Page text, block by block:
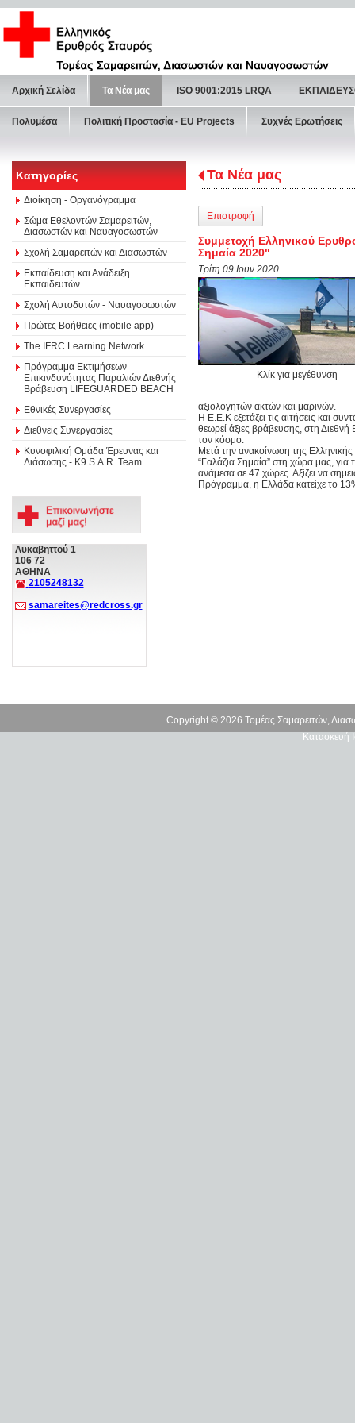
Αρχική Σελίδα Τα Νέα μας ISO 9001:2015 LRQA
Πολυμέσα Πολιτική Προστασία - ΕU Projects Συχνές Ερωτήσεις
Κατηγορίες
Διοίκηση - Οργανόγραμμα
Σώμα Εθελοντών Σαμαρειτών,
Διασωστών και Ναυαγοσωστών
Σχολή Σαμαρειτών και Διασωστών
Εκπαίδευση και Ανάδειξη
Εκπαιδευτών
Σχολή Αυτοδυτών - Ναυαγοσωστών
Πρώτες Βοήθειες (mobile app)
The IFRC Learning Network
Πρόγραμμα Εκτιμήσεων
Επικινδυνότητας Παραλιών Διεθνής
Βράβευση LIFEGUARDED BEACH
Εθνικές Συνεργασίες
Διεθνείς Συνεργασίες
Κυνοφιλική Ομάδα Έρευνας και
Διάσωσης - Κ9 S.A.R. Team
Λυκαβηττού 1
106 72
ΑΘΗΝΑ
2105248132
samareites@redcross.gr
Τα Νέα μας
Επιστροφή
Συμμετοχή Ελληνικού
Σημαία 2020"
Τρίτη 09 Ιουν 2020
Κλίκ για μεγέθυνση
αξιολογητών ακτών και μαρινών.
Η Ε.Ε.Κ εξετάζει τις αιτήσεις και
θεωρεί άξιες βράβευσης, στη
τον κόσμο.
Μετά την ανακοίνωση της
“Γαλάζια Σημαία” στη χώρα μας, για
ανάμεσα σε 47 χώρες. Αξίζει να
Πρόγραμμα, η Ελλάδα κατείχε το
Copyright © 2026 Τομέας Σαμαρειτών,
Κατασκευή